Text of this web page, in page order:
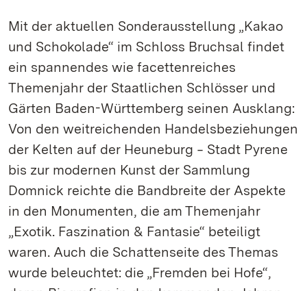
Mit der aktuellen Sonderausstellung „Kakao
und Schokolade“ im Schloss Bruchsal findet
ein spannendes wie facettenreiches
Themenjahr der Staatlichen Schlösser und
Gärten Baden-Württemberg seinen Ausklang:
Von den weitreichenden Handelsbeziehungen
der Kelten auf der Heuneburg ‒ Stadt Pyrene
bis zur modernen Kunst der Sammlung
Domnick reichte die Bandbreite der Aspekte
in den Monumenten, die am Themenjahr
„Exotik. Faszination & Fantasie“ beteiligt
waren. Auch die Schattenseite des Themas
wurde beleuchtet: die „Fremden bei Hofe“,